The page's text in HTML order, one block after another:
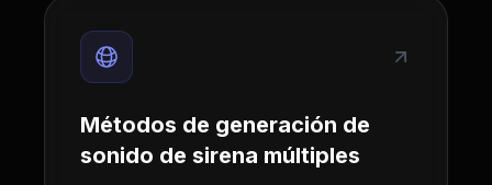
Métodos de generación de
sonido de sirena múltiples